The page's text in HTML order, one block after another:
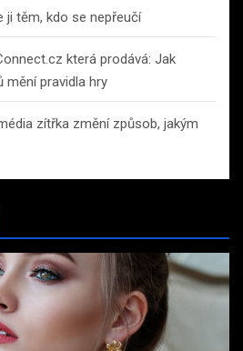
ji těm, kdo se nepřeučí
která prodává: Jak
mění pravidla hry
zítřka změní způsob, jakým